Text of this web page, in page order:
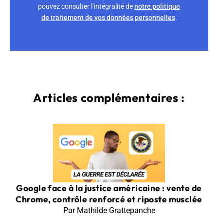
pouvez consulter l’intégralité denotre politique
de traitement de vos données personnelles.
Articles complémentaires :
Google face à la justice américaine : vente de
Chrome, contrôle renforcé et riposte musclée
Par Mathilde Grattepanche